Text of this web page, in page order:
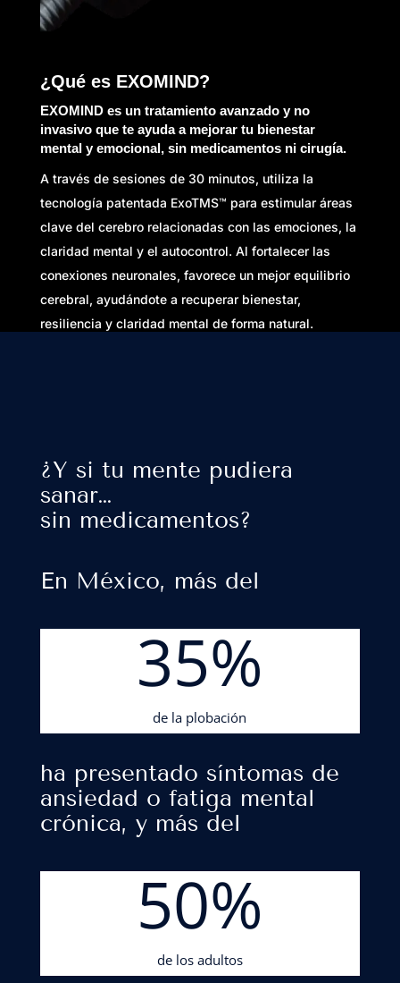
¿Qué es EXOMIND?
EXOMIND es un tratamiento avanzado y no
invasivo que te ayuda a mejorar tu bienestar
mental y emocional, sin medicamentos ni cirugía.
A través de sesiones de 30 minutos, utiliza la
tecnología patentada ExoTMS™ para estimular áreas
clave del cerebro relacionadas con las emociones, la
claridad mental y el autocontrol. Al fortalecer las
conexiones neuronales, favorece un mejor equilibrio
cerebral, ayudándote a recuperar bienestar,
resiliencia y claridad mental de forma natural.
¿Y si tu mente pudiera
sanar…
sin medicamentos?
En México, más del
35%
de la plobación
ha presentado síntomas de
ansiedad o fatiga mental
crónica, y más del
50%
de los adultos